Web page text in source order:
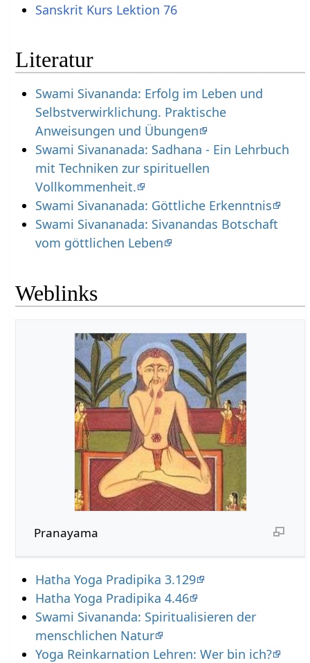
Sanskrit Kurs Lektion 76
Literatur
Swami Sivananda: Erfolg im Leben und
Selbstverwirklichung. Praktische
Anweisungen und Übungen
Swami Sivananada: Sadhana - Ein Lehrbuch
mit Techniken zur spirituellen
Vollkommenheit.
Swami Sivananada: Göttliche Erkenntnis
Swami Sivananada: Sivanandas Botschaft
vom göttlichen Leben
Weblinks
Pranayama
Hatha Yoga Pradipika 3.129
Hatha Yoga Pradipika 4.46
Swami Sivananda: Spiritualisieren der
menschlichen Natur
Yoga Reinkarnation Lehren: Wer bin ich?